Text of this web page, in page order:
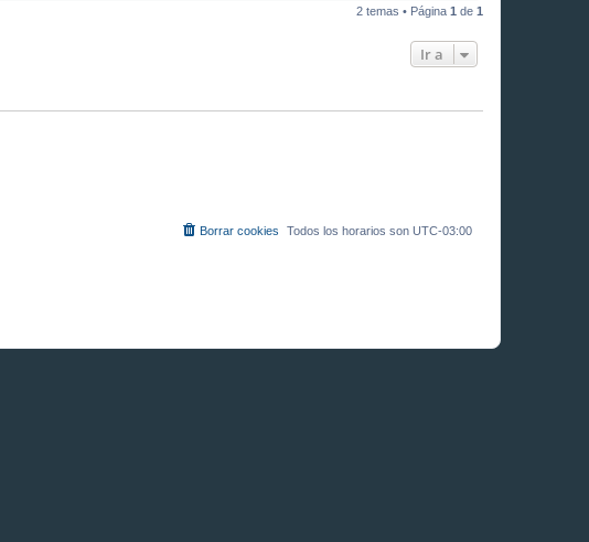
2 temas • Página 1 de 1
Ir a
Todos los horarios son UTC-03:00
Borrar cookies